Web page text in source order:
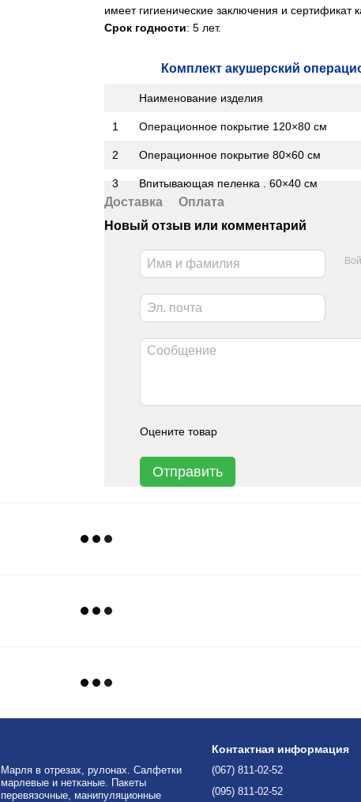
имеет гигиенические заключения и сертификат
Срок годности: 5 лет.
Комплект акушерский
Наименование изделия
1 Операционное покрытие 120×80 см
2 Операционное покрытие 80×60 см
3 Впитывающая пеленка . 60×40 см
Доставка
Оплата
Новый отзыв или комментарий
Оцените товар
Отправить
Марля в отрезах, рулонах. Салфетки
марлевые и нетканые. Пакеты
перевязочные, манипуляционные
Контактная информация
(067) 811-02-52
(095) 811-02-52